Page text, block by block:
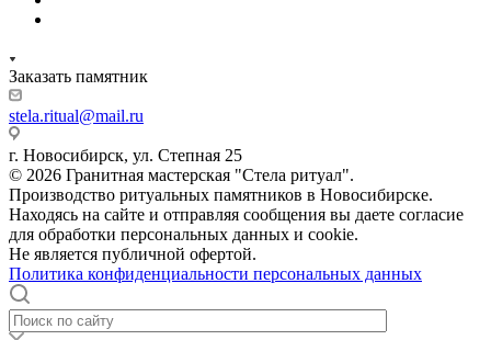
Заказать памятник
stela.ritual@mail.ru
г. Новосибирск, ул. Степная 25
© 2026 Гранитная мастерская "Стела ритуал".
Производство ритуальных памятников в Новосибирске.
Находясь на сайте и отправляя сообщения вы даете согласие
для обработки персональных данных и cookie.
Не является публичной офертой.
Политика конфиденциальности персональных данных